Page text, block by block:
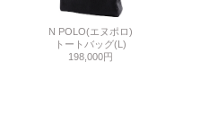
N POLO(エヌポロ)
トートバッグ(L)
198,000円